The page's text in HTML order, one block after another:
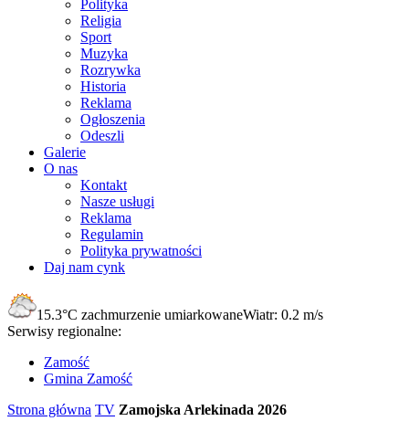
Polityka
Religia
Sport
Muzyka
Rozrywka
Historia
Reklama
Ogłoszenia
Odeszli
Galerie
O nas
Kontakt
Nasze usługi
Reklama
Regulamin
Polityka prywatności
Daj nam cynk
15.3°C zachmurzenie umiarkowaneWiatr: 0.2 m/s
Serwisy regionalne:
Zamość
Gmina Zamość
Strona główna TV Zamojska Arlekinada 2026